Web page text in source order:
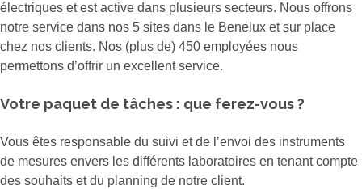
électriques et est active dans plusieurs secteurs. Nous offrons
notre service dans nos 5 sites dans le Benelux et sur place
chez nos clients. Nos (plus de) 450 employées nous
permettons d’offrir un excellent service.
Votre paquet de tâches : que ferez-vous ?
Vous êtes responsable du suivi et de l’envoi des instruments
de mesures envers les différents laboratoires en tenant compte
des souhaits et du planning de notre client.